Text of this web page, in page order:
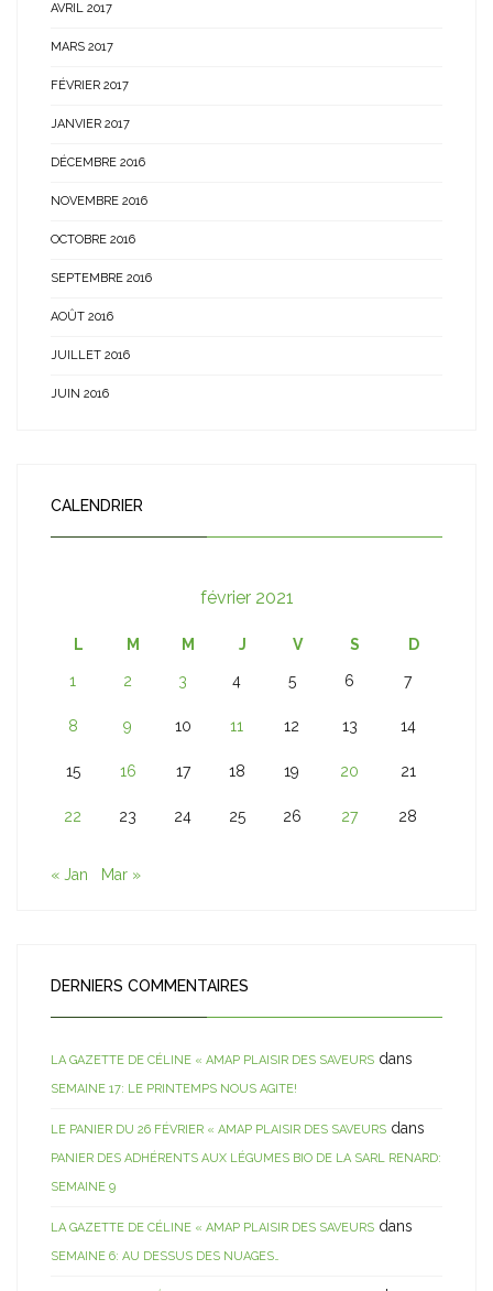
AVRIL 2017
MARS 2017
FÉVRIER 2017
JANVIER 2017
DÉCEMBRE 2016
NOVEMBRE 2016
OCTOBRE 2016
SEPTEMBRE 2016
AOÛT 2016
JUILLET 2016
JUIN 2016
CALENDRIER
février 2021
L M M J V S D
1 2 3 4 5 6 7
8 9 10 11 12 13 14
15 16 17 18 19 20 21
22 23 24 25 26 27 28
« Jan Mar »
DERNIERS COMMENTAIRES
LA GAZETTE DE CÉLINE « AMAP PLAISIR DES SAVEURS dans
SEMAINE 17: LE PRINTEMPS NOUS AGITE!
LE PANIER DU 26 FÉVRIER « AMAP PLAISIR DES SAVEURS dans
PANIER DES ADHÉRENTS AUX LÉGUMES BIO DE LA SARL RENARD:
SEMAINE 9
LA GAZETTE DE CÉLINE « AMAP PLAISIR DES SAVEURS dans
SEMAINE 6: AU DESSUS DES NUAGES…